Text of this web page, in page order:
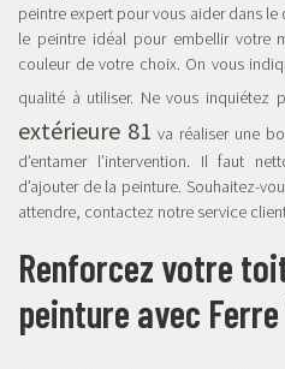
peintre expert pour vous aider dans
le peintre idéal pour embellir votre
couleur de votre choix. On vous
qualité à utiliser. Ne vous inquiétez
extérieure 81 va réaliser une
d’entamer l’intervention. Il faut
d’ajouter de la peinture. Souhaitez-
attendre, contactez notre service
Renforcez votre
peinture avec Ferre